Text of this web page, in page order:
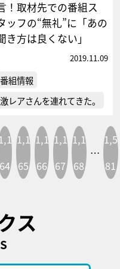
！取材先での番組ス
ッフの“無礼”に「あの
き方は良くない」
2019.11.09
番組情報
激レアさんを連れてきた。
64
1,1
65
1,1
66
1,1
67
1,1
68
…
1,5
81
ス